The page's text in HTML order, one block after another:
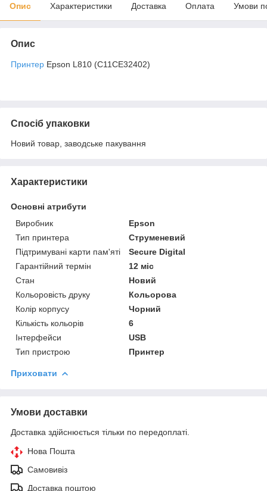
Опис Характеристики Доставка Оплата Умови
Опис
Принтер Epson L810 (C11CE32402)
Спосіб упаковки
Новий товар, заводське пакування
Характеристики
Основні атрибути
Виробник
Epson
Тип принтера
Струменевий
Підтримувані карти пам'яті
Secure Digital
Гарантійний термін
12 міс
Стан
Новий
Кольоровість друку
Кольорова
Колір корпусу
Чорний
Кількість кольорів
6
Інтерфейси
USB
Тип пристрою
Принтер
Приховати
Умови доставки
Доставка здійснюється тільки по передоплаті.
Нова Пошта
Самовивіз
Доставка поштою